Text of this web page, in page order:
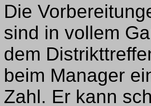
Die
sind in vollem
dem
beim Manager
Zahl. Er kann